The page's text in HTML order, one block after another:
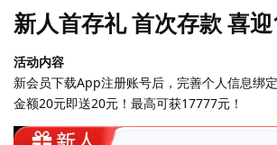
新人首存礼 首次存款 喜
活动内容
新会员下载App注册账号后，完善个人信息绑
金额20元即送20元！最高可获17777元！